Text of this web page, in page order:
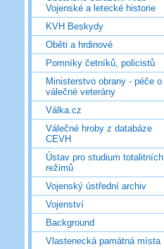
Vojenské a letecké historie
KVH Beskydy
Oběti a hrdinové
Pomníky četníků, policistů
Ministerstvo obrany - péče o
válečné veterány
Válka.cz
Válečné hroby z databáze
CEVH
Ústav pro studium totalitních
režimů
Vojenský ústřední archiv
Vojenství
Background
Vlastenecká památná místa